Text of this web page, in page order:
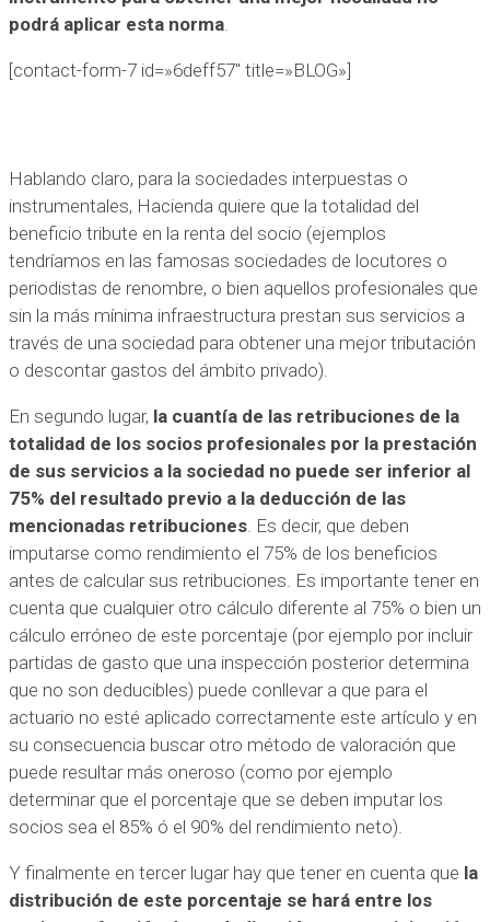
podrá aplicar esta norma
[contact-form-7 id=»6deff57″ title=»BLOG»]
Hablando claro, para la sociedades interpuestas o
instrumentales, Hacienda quiere que la totalidad del
beneficio tribute en la renta del socio (ejemplos
tendríamos en las famosas sociedades de locutores o
periodistas de renombre, o bien aquellos profesionales que
sin la más mínima infraestructura prestan sus servicios a
través de una sociedad para obtener una mejor tributación
o descontar gastos del ámbito privado).
En segundo lugar, la cuantía de las retribuciones de la
totalidad de los socios profesionales por la prestación
de sus servicios a la sociedad no puede ser inferior al
75% del resultado previo a la deducción de las
mencionadas retribuciones . Es decir, que deben
imputarse como rendimiento el 75% de los beneficios
antes de calcular sus retribuciones. Es importante tener en
cuenta que cualquier otro cálculo diferente al 75% o bien un
cálculo erróneo de este porcentaje (por ejemplo por incluir
partidas de gasto que una inspección posterior determina
que no son deducibles) puede conllevar a que para el
actuario no esté aplicado correctamente este artículo y en
su consecuencia buscar otro método de valoración que
puede resultar más oneroso (como por ejemplo
determinar que el porcentaje que se deben imputar los
socios sea el 85% ó el 90% del rendimiento neto).
Y finalmente en tercer lugar hay que tener en cuenta que la
distribución de este porcentaje se hará entre los